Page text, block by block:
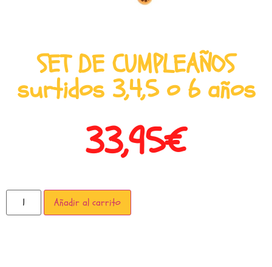
SET DE CUMPLEAÑOS
surtidos 3,4,5 o 6 años
33,95€
Añadir al carrito